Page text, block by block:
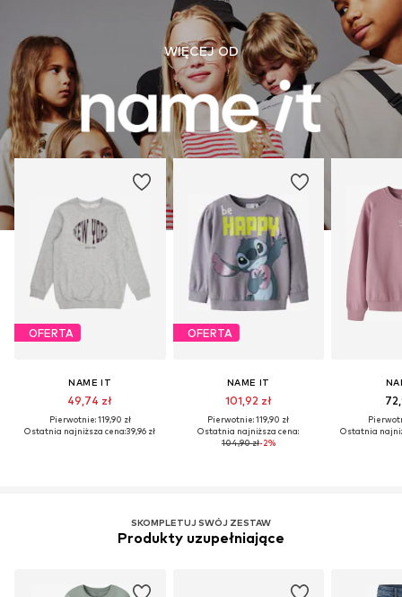
WIĘCEJ OD
OFERTA
NAME IT
49,74 zł
Pierwotnie: 119,90 zł
Ostatnia najniższa cena:39,96 zł
OFERTA
NAME IT
101,92 zł
Pierwotnie: 119,90 zł
Ostatnia najniższa cena:
104,90 zł-2%
Ostatnia
SKOMPLETUJ SWÓJ ZESTAW
Produkty uzupełniające